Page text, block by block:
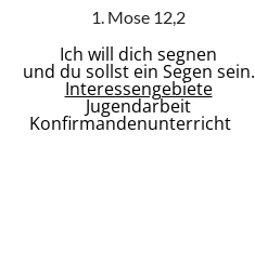
1. Mose 12,2
Ich will dich segnen
und du sollst ein Segen sein.
Interessengebiete
Jugendarbeit
Konfirmandenunterricht